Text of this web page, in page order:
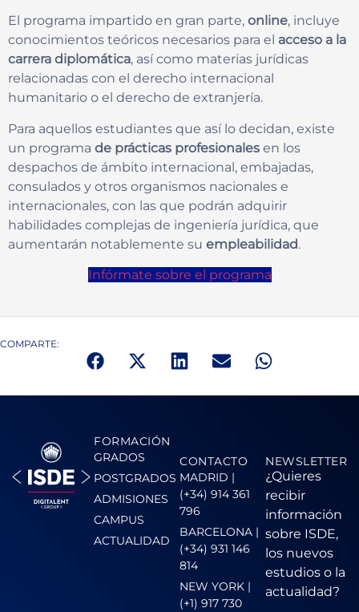
El programa impartido en gran parte, online, incluye
conocimientos teóricos necesarios para el acceso a la
carrera diplomática, así como materias jurídicas
relacionadas con el derecho internacional
humanitario o el derecho de extranjería.
Para aquellos estudiantes que así lo decidan, existe
un programa de prácticas profesionales en los
despachos de ámbito internacional, embajadas,
consulados y otros organismos nacionales e
internacionales, con las que podrán adquirir
habilidades complejas de ingeniería jurídica, que
aumentarán notablemente su empleabilidad.
Infórmate sobre el programa
COMPARTE:
FORMACIÓN
GRADOS
POSTGRADOS
ADMISIONES
CAMPUS
ACTUALIDAD
CONTACTO
MADRID |
(+34) 914 361
796
BARCELONA |
(+34) 931 146
814
NEW YORK |
(+1) 917 730
NEWSLETTER
¿Quieres
recibir
información
sobre ISDE,
los nuevos
estudios o la
actualidad?